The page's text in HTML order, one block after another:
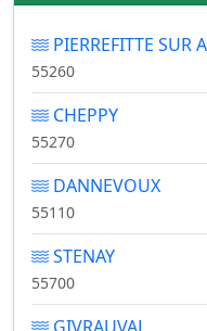
PIERREFITTE SUR
55260
CHEPPY
55270
DANNEVOUX
55110
STENAY
55700